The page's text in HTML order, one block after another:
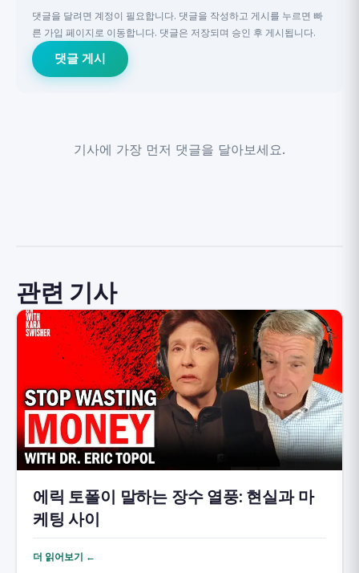
댓글을 달려면 계정이 필요합니다. 댓글을 작성하고 게시를 누르면 빠
른 가입 페이지로 이동합니다. 댓글은 저장되며 승인 후 게시됩니다.
댓글 게시
기사에 가장 먼저 댓글을 달아보세요.
관련 기사
에릭 토폴이 말하는 장수 열풍: 현실과 마
케팅 사이
더 읽어보기 ←